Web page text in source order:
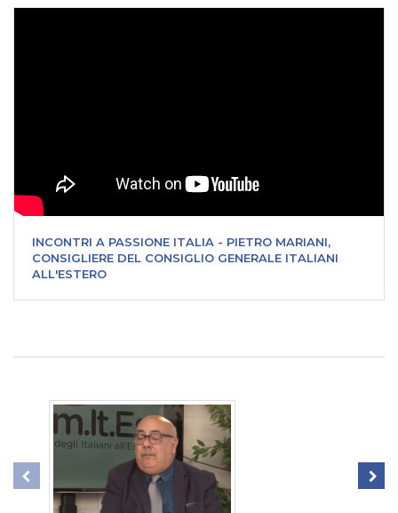
INCONTRI A PASSIONE ITALIA - PIETRO MARIANI,
CONSIGLIERE DEL CONSIGLIO GENERALE ITALIANI
ALL'ESTERO